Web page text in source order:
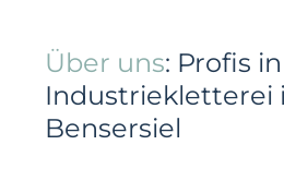
Über uns: Profis
Industriekletterei
Bensersiel